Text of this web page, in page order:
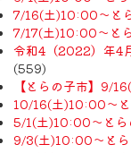
7/16(土)10:00～と
7/17(土)10:00～と
令和4（2022）年4
(559)
【とらの子市】9/
10/16(土)10:00～と
5/1(土)10:00～とら
9/3(土)10:00～とら